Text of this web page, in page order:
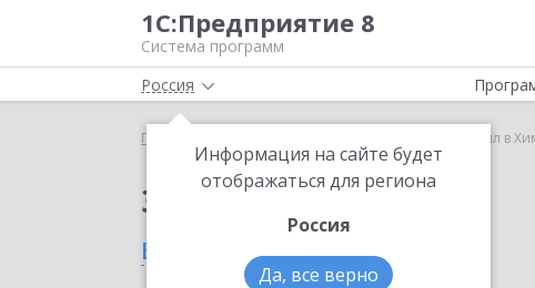
1С:Предприятие 8
Система программ
Россия
Информация на сайте будет
отображаться для региона
Россия
Да, все верно
Главная ИТС Ритейл в
Заказать ИТС Ритейл
в Химках